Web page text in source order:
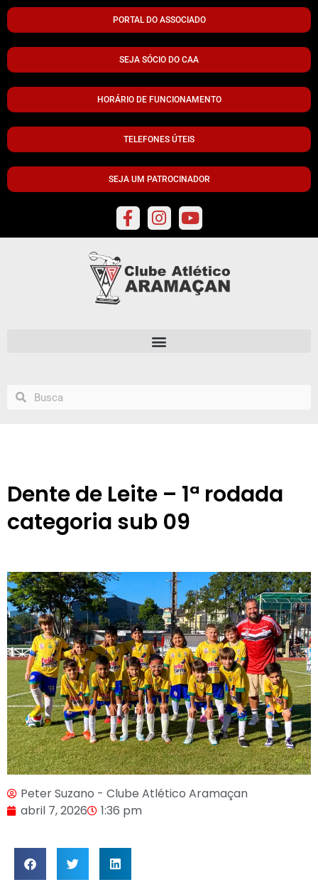
PORTAL DO ASSOCIADO
SEJA SÓCIO DO CAA
HORÁRIO DE FUNCIONAMENTO
TELEFONES ÚTEIS
SEJA UM PATROCINADOR
Dente de Leite – 1ª rodada
categoria sub 09
Peter Suzano - Clube Atlético Aramaçan
abril 7, 2026
1:36 pm